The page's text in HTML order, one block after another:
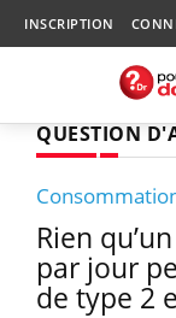
INSCRIPTION
QUESTION
Rien
par jour
de type 2